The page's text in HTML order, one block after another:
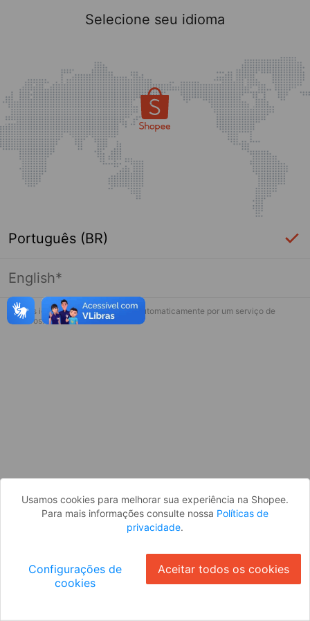
Página indisponível
Desculpe, algo deu errado. Faça login
Selecione seu idioma
Português (BR)
English*
* Esses idiomas serão traduzidos automaticamente por um serviço de
terceiros.
Usamos cookies para melhorar sua experiência na Shopee.
Para mais informações consulte nossa Políticas de
privacidade.
Configurações de
cookies
Aceitar todos os cookies